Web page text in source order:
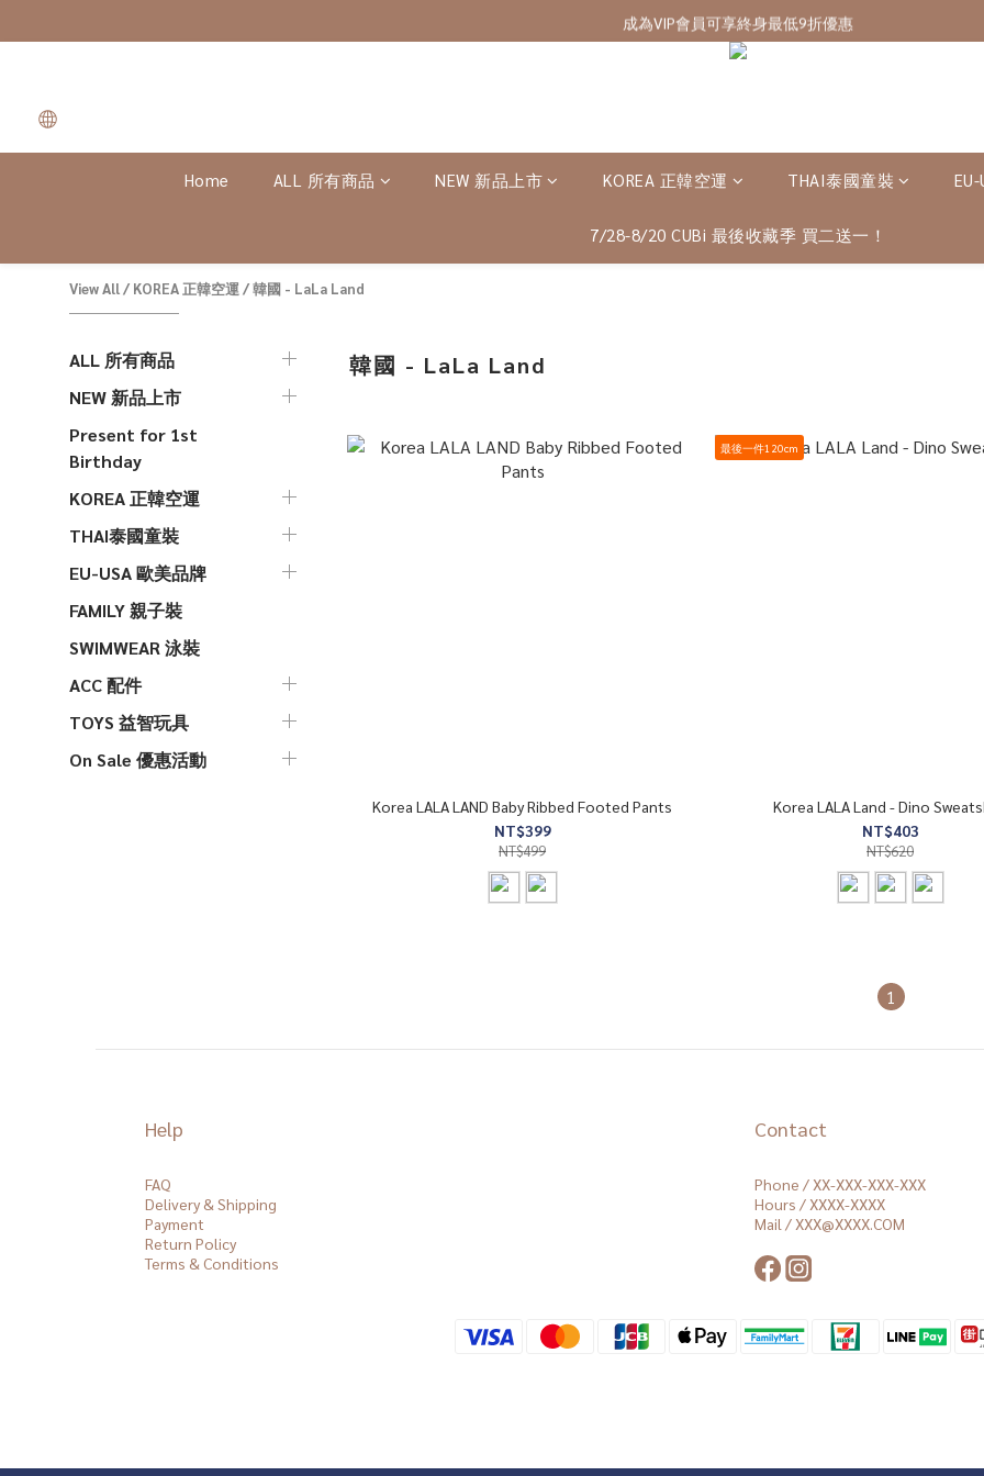
7/28-8/20 CUBi 收藏季全館買二送一
成為VIP會員可享終身最低9折優惠
7/28-8/20 CUBi 收藏季全館買二送一
Home ALL 所有商品 NEW 新品上市 KOREA 正韓空運 THAI泰國童裝
7/28-8/20 CUBi 最後收藏季 買二送一！
View All/ KOREA 正韓空運 /韓國 - LaLa Land
ALL 所有商品
NEW 新品上市
Present for 1st
Birthday
KOREA 正韓空運
THAI泰國童裝
EU-USA 歐美品牌
FAMILY 親子裝
SWIMWEAR 泳裝
ACC 配件
TOYS 益智玩具
On Sale 優惠活動
韓國 - LaLa Land
Korea LALA LAND Baby Ribbed Footed Pants
NT$399
NT$499
最後一件120cm
Korea LALA Land - Dino
NT$403
NT$620
1
Help
FAQ
Delivery & Shipping
Payment
Return Policy
Terms & Conditions
Contact
Phone / XX-XXX-XXX-XXX
Hours / XXXX-XXXX
Mail / XXX@XXXX.COM